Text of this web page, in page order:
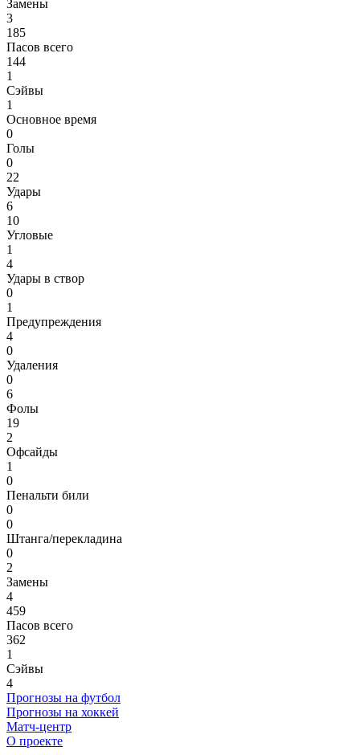
Замены
3
185
Пасов всего
144
1
Сэйвы
1
Основное время
0
Голы
0
22
Удары
6
10
Угловые
1
4
Удары в створ
0
1
Предупреждения
4
0
Удаления
0
6
Фолы
19
2
Офсайды
1
0
Пенальти били
0
0
Штанга/перекладина
0
2
Замены
4
459
Пасов всего
362
1
Сэйвы
4
Прогнозы на футбол
Прогнозы на хоккей
Матч-центр
О проекте